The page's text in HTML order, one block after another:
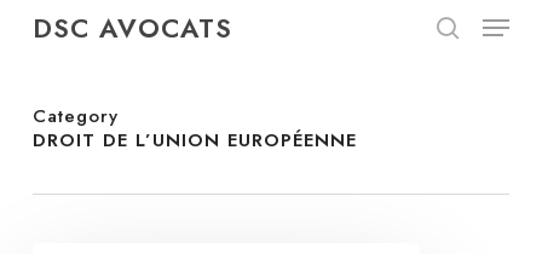
content
DSC AVOCATS Menu
Category
DROIT DE L’UNION EUROPÉENNE